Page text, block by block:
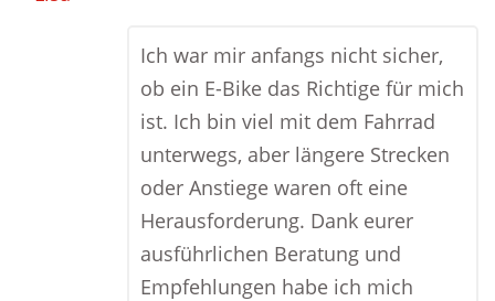
Ich war mir anfangs nicht sicher,
ob ein E-Bike das Richtige für mich
ist. Ich bin viel mit dem Fahrrad
unterwegs, aber längere Strecken
oder Anstiege waren oft eine
Herausforderung. Dank eurer
ausführlichen Beratung und
Empfehlungen habe ich mich